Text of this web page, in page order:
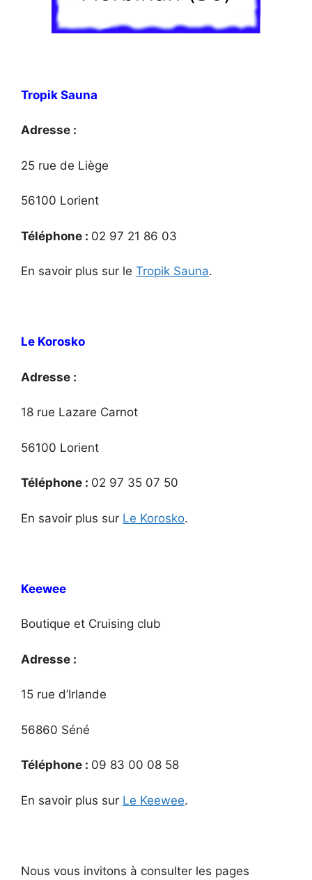
Tropik Sauna
Adresse :
25 rue de Liège
56100 Lorient
Téléphone : 02 97 21 86 03
En savoir plus sur le Tropik Sauna.
Le Korosko
Adresse :
18 rue Lazare Carnot
56100 Lorient
Téléphone : 02 97 35 07 50
En savoir plus sur Le Korosko.
Keewee
Boutique et Cruising club
Adresse :
15 rue d’Irlande
56860 Séné
Téléphone : 09 83 00 08 58
En savoir plus sur Le Keewee.
Nous vous invitons à consulter les pages